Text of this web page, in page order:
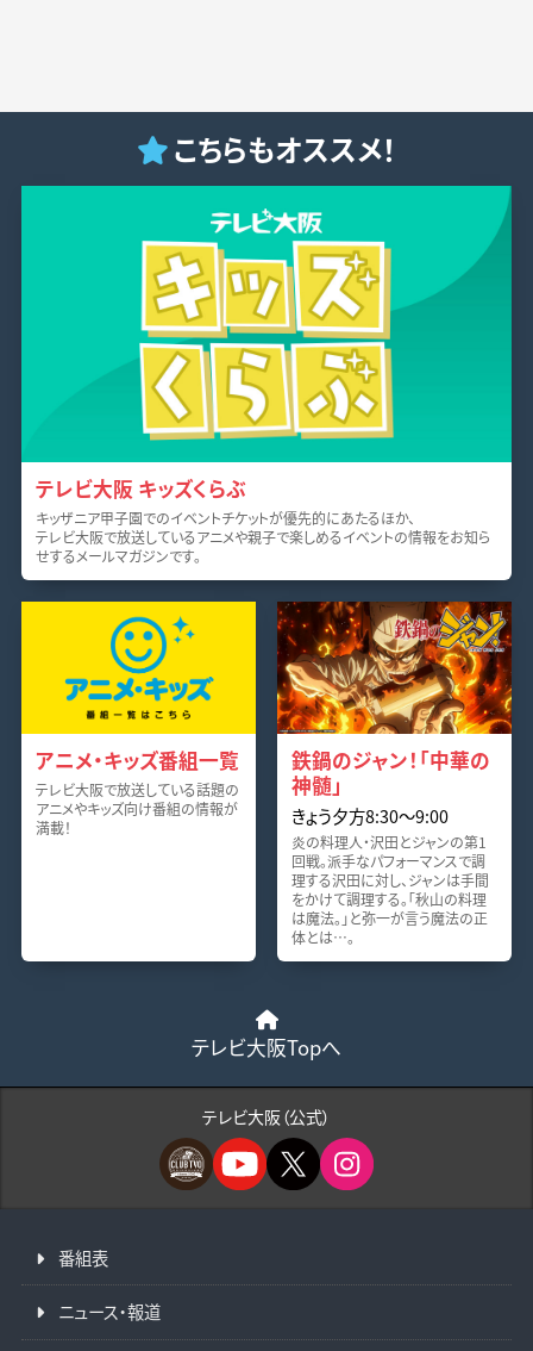
こちらもオススメ！
テレビ大阪 キッズくらぶ
キッザニア甲子園でのイベントチケットが優先的にあたるほか、
テレビ大阪で放送しているアニメや親子で楽しめるイベントの情報をお知ら
せするメールマガジンです。
アニメ・キッズ番組一覧
テレビ大阪で放送している話題の
アニメやキッズ向け番組の情報が
満載！
鉄鍋のジャン！「中華の
神髄」
きょう夕方8:30〜9:00
炎の料理人・沢田とジャンの第1
回戦。派手なパフォーマンスで調
理する沢田に対し、ジャンは手間
をかけて調理する。「秋山の料理
は魔法。」と弥一が言う魔法の正
体とは…。
テレビ大阪Topへ
テレビ大阪（公式）
番組表
ニュース・報道